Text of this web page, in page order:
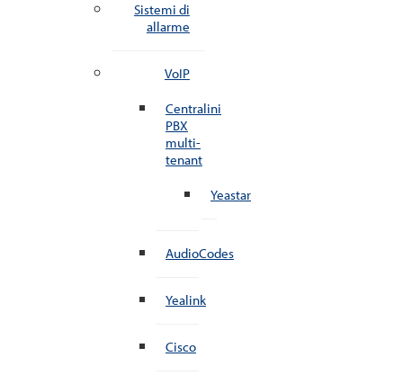
Sistemi di
allarme
VoIP
Centralini
PBX
multi-
tenant
Yeastar
AudioCodes
Yealink
Cisco